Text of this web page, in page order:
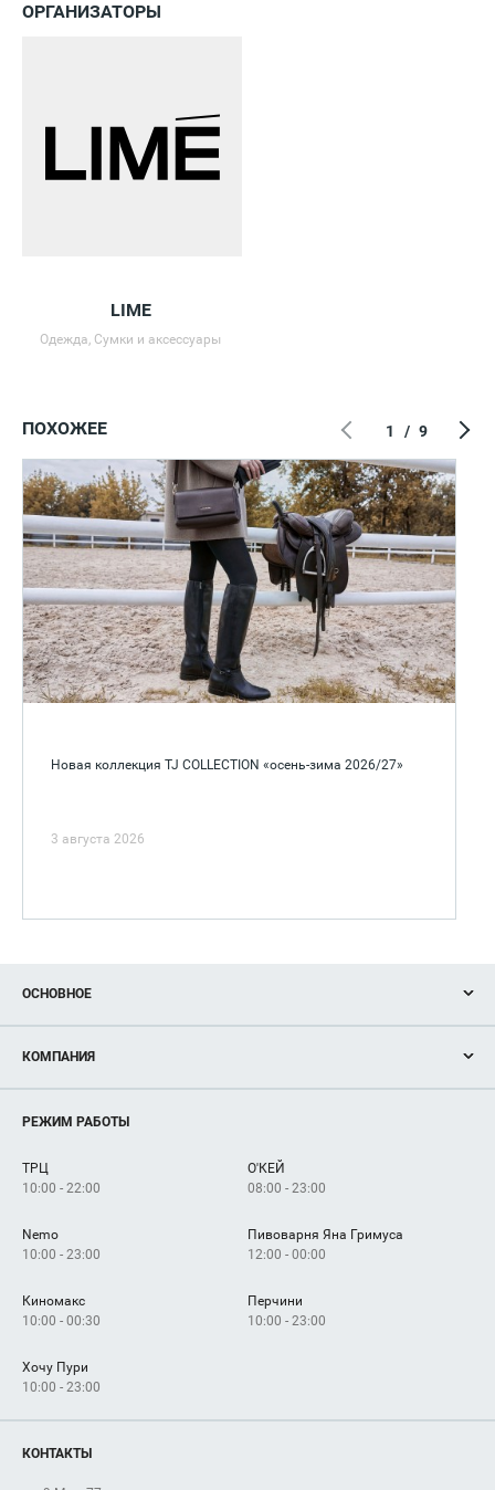
ОРГАНИЗАТОРЫ
LIME
Одежда, Сумки и аксессуары
ПОХОЖЕЕ
Новая коллекция TJ COLLECTION «осень-зима 2026/27»
3 августа 2026
1 / 9
ОСНОВНОЕ
Новости
Магазины
Услуги
КОМПАНИЯ
Рекламодателям
Как добраться
РЕЖИМ РАБОТЫ
ТРЦ
10:00 - 22:00
О'КЕЙ
08:00 - 23:00
Nemo
10:00 - 23:00
Пивоварня Яна Гримуса
12:00 - 00:00
Киномакс
10:00 - 00:30
Перчини
10:00 - 23:00
Хочу Пури
10:00 - 23:00
КОНТАКТЫ